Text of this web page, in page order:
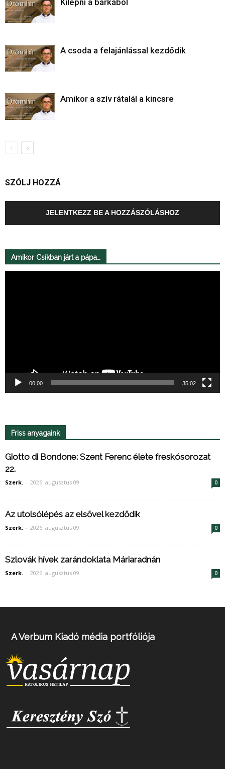
Kilépni a bárkából
A csoda a felajánlással kezdődik
Amikor a szív rátalál a kincsre
SZÓLJ HOZZÁ
JELENTKEZZ BE A HOZZÁSZÓLÁSHOZ
Amikor Csíkban járt a pápa…
00:00 35:02
Friss anyagaink
Giotto di Bondone: Szent Ferenc élete freskósorozat
22.
Szerk. - 2026. augusztus 09. 0
Az utolsólépés az elsővel kezdődik
Szerk. - 2026. augusztus 09. 0
Szlovák hívek zarándoklata Máriaradnán
Szerk. - 2026. augusztus 09. 0
A Verbum Kiadó média portfóliója